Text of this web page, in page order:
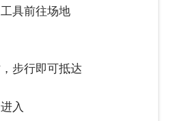
具前往场地
步行即可抵达
入